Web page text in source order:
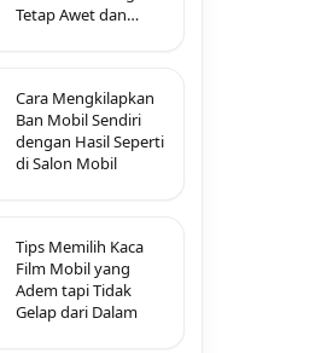
Tetap Awet dan
Cara Mengkilapkan
Ban Mobil Sendiri
dengan Hasil Seperti
di Salon Mobil
Tips Memilih Kaca
Film Mobil yang
Adem tapi Tidak
Gelap dari Dalam